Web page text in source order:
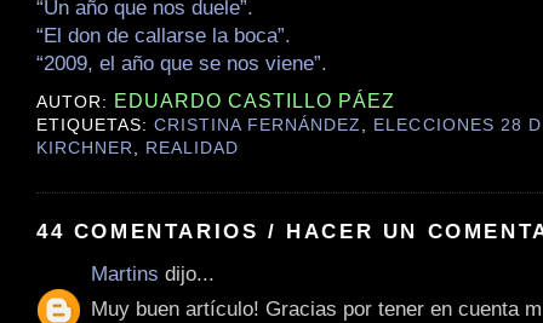
“Un año que nos duele”.
“El don de callarse la boca”.
“2009, el año que se nos viene”.
AUTOR: EDUARDO CASTILLO PÁEZ
ETIQUETAS:CRISTINA FERNÁNDEZ, ELECCIONES 28
KIRCHNER, REALIDAD
44 COMENTARIOS / HACER UN
Martins dijo...
Muy buen artículo! Gracias por tener en cuenta